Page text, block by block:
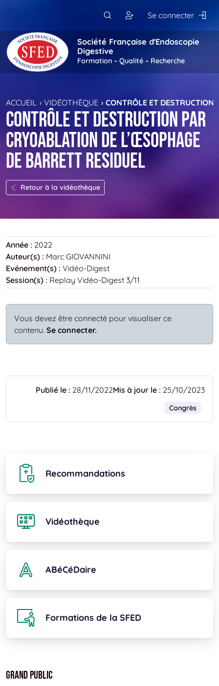
Se connecter
Société Française d'Endoscopie
Digestive
Formation – Qualité – Recherche
ACCUEIL VIDÉOTHÈQUE CONTRÔLE ET DESTRUCTION
CONTRÔLE ET DESTRUCTION PAR
CRYOABLATION DE L’ŒSOPHAGE
DE BARRETT RESIDUEL
Retour à la vidéothèque
Année : 2022
Auteur(s) : Marc GIOVANNINI
Evénement(s) : Vidéo-Digest
Session(s) : Replay Vidéo-Digest 3/11
Vous devez être connecté pour visualiser ce
contenu. Se connecter.
Publié le : 28/11/2022Mis à jour le : 25/10/2023
Congrès
Recommandations
Vidéothèque
ABéCéDaire
Formations de la SFED
Grand public